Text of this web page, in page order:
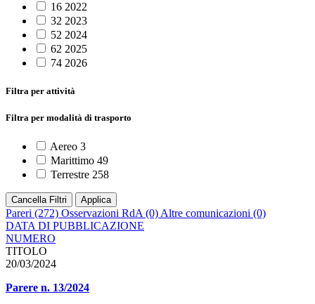
16 2022
32 2023
52 2024
62 2025
74 2026
Filtra per attività
Filtra per modalità di trasporto
Aereo 3
Marittimo 49
Terrestre 258
Cancella Filtri Applica
Pareri (272) Osservazioni RdA (0) Altre comunicazioni (0)
DATA DI PUBBLICAZIONE
NUMERO
TITOLO
20/03/2024
Parere n. 13/2024